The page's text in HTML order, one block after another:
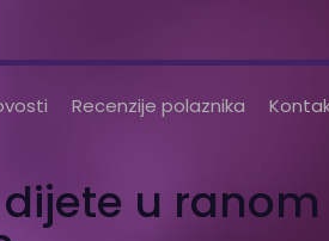
Recenzije polaznika
u ranom